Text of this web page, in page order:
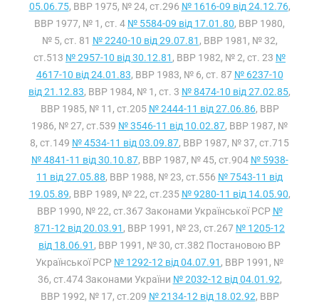
05.06.75, ВВР 1975, № 24, ст.296 № 1616-09 від 24.12.76,
ВВР 1977, № 1, ст. 4 № 5584-09 від 17.01.80, ВВР 1980,
№ 5, ст. 81 № 2240-10 від 29.07.81 , ВВР 1981, № 32,
ст.513 № 2957-10 від 30.12.81 , ВВР 1982, № 2, ст. 23 №
4617-10 від 24.01.83, ВВР 1983, № 6, ст. 87 № 6237-10
від 21.12.83, ВВР 1984, № 1, ст. 3 № 8474-10 від 27.02.85,
ВВР 1985, № 11, ст.205 № 2444-11 від 27.06.86, ВВР
1986, № 27, ст.539 № 3546-11 від 10.02.87, ВВР 1987, №
8, ст.149 № 4534-11 від 03.09.87, ВВР 1987, № 37, ст.715
№ 4841-11 від 30.10.87, ВВР 1987, № 45, ст.904 № 5938-
11 від 27.05.88, ВВР 1988, № 23, ст.556 № 7543-11 від
19.05.89, ВВР 1989, № 22, ст.235 № 9280-11 від 14.05.90,
ВВР 1990, № 22, ст.367 Законами Української РСР №
871-12 від 20.03.91 , ВВР 1991, № 23, ст.267 № 1205-12
від 18.06.91 , ВВР 1991, № 30, ст.382 Постановою ВР
Української РСР № 1292-12 від 04.07.91 , ВВР 1991, №
36, ст.474 Законами України № 2032-12 від 04.01.92,
ВВР 1992, № 17, ст.209 № 2134-12 від 18.02.92, ВВР